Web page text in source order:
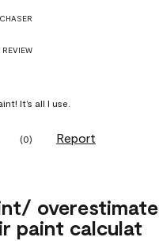
It’s all I use.
(0) Report
overestimate
paint calculat